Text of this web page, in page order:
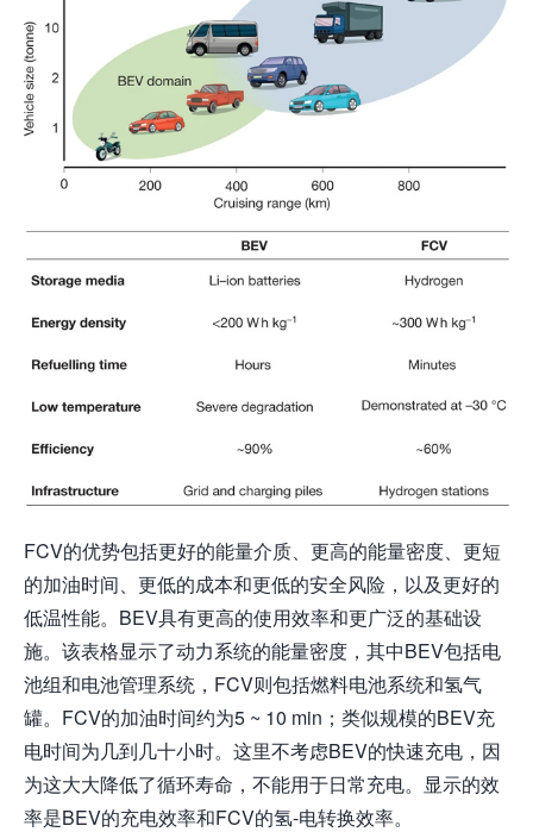
FCV的优势包括更好的能量介质、更高的能量密度、更短
的加油时间、更低的成本和更低的安全风险，以及更好的
低温性能。BEV具有更高的使用效率和更广泛的基础设
施。该表格显示了动力系统的能量密度，其中BEV包括电
池组和电池管理系统，FCV则包括燃料电池系统和氢气
罐。FCV的加油时间约为5 ~ 10 min；类似规模的BEV充
电时间为几到几十小时。这里不考虑BEV的快速充电，因
为这大大降低了循环寿命，不能用于日常充电。显示的效
率是BEV的充电效率和FCV的氢-电转换效率。